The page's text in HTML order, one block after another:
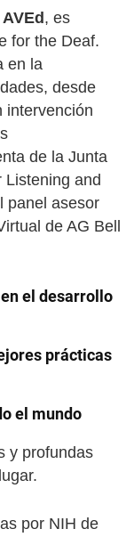
, es
for the Deaf.
en la
desde
intervención
de la Junta
Listening and
panel asesor
de AG Bell
el desarrollo
prácticas
el mundo
y profundas
por NIH de